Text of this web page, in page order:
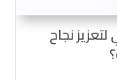
نجاح